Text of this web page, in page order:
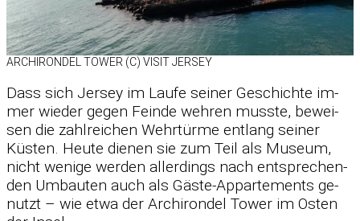
AR­CHI­RON­DEL TOWER (C) VI­SIT JER­SEY
Dass sich Jer­sey im Laufe sei­ner Ge­schichte im­
mer wie­der ge­gen Feinde weh­ren musste, be­wei­
sen die zahl­rei­chen Wehr­türme ent­lang sei­ner
Küs­ten. Heute die­nen sie zum Teil als Mu­seum,
nicht we­nige wer­den al­ler­dings nach ent­spre­chen­
den Um­bau­ten auch als Gäste-Ap­par­te­ments ge­
nutzt – wie etwa der Ar­chi­ron­del Tower im Os­ten